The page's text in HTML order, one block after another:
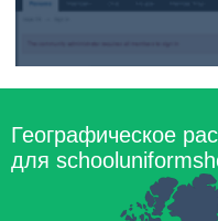
Географическое
для